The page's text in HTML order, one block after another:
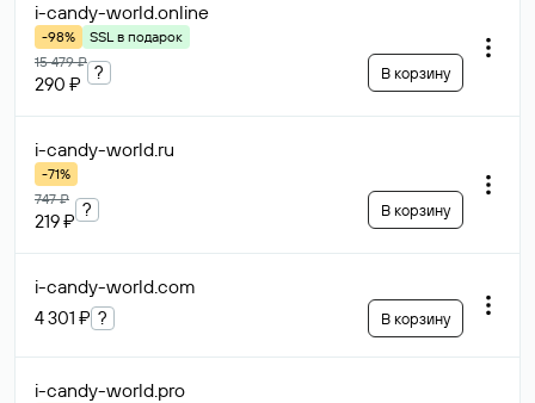
i-candy-world.online
-98%
SSL в подарок
15 479 ₽
290 ₽
? В корзину
i-candy-world.ru
-71%
747 ₽
219 ₽
? В корзину
i-candy-world.com
4 301 ₽ ? В корзину
i-candy-world.pro